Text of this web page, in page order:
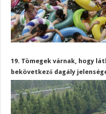
19. Tömegek várnak, hogy
bekövetkező dagály